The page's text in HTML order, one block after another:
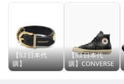
【S.I 日本代
購】
UNDERCOVER
【S.I 日本代
購】CONVERSE
japan ALL STAR